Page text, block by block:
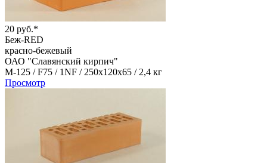
20 руб.*
Беж-RED
красно-бежевый
ОАО "Славянский кирпич"
М-125 /F75 / 1NF /250х120х65 /2,4 кг
Просмотр